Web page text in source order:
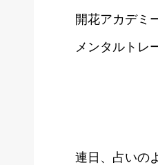
開花アカデミ
メンタルトレ
連日、占いの